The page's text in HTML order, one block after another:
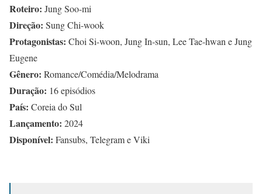
Roteiro: Jung Soo-mi
Direção: Sung Chi-wook
Protagonistas: Choi Si-woon, Jung In-sun, Lee Tae-hwan e Jung
Eugene
Gênero: Romance/Comédia/Melodrama
Duração: 16 episódios
País: Coreia do Sul
Lançamento: 2024
Disponível: Fansubs, Telegram e Viki